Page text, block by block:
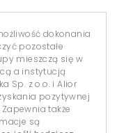
dokonania
pozostałe
mieszczą się w
a instytucją
Sp. z o.o. i Alior
pozytywnej
także
są